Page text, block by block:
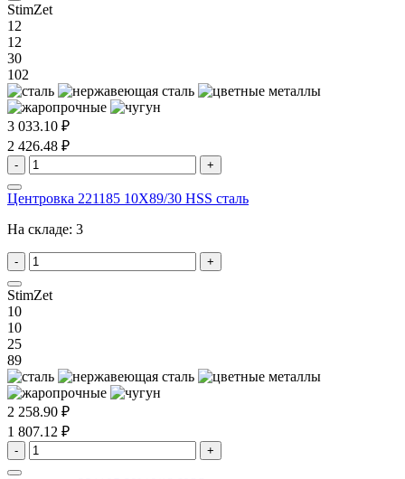
StimZet
12
12
30
102
3 033.10 ₽
2 426.48 ₽
- +
Центровка 221185 10X89/30 HSS сталь
На складе: 3
- +
StimZet
10
10
25
89
2 258.90 ₽
1 807.12 ₽
- +